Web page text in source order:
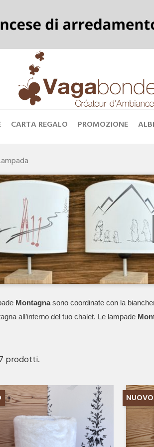
CARTA REGALO PROMOZIONE
Montagna sono coordinate con la
all’interno del tuo chalet. Le lampade
prodotti.
NUOVO